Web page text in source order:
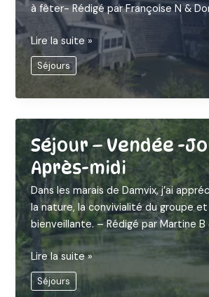
à fêter- Rédigé par Françoise N &
Séjour
–
Vendée
L’Orbrie
Lire la suite »
Séjours
Séjour – Vendée -
Après-midi
Dans les marais de Damvix, j’ai
la nature, la convivialité du groupe et
bienveillante. – Rédigé par Martine B
Séjour
–
Vendée
Lire la suite »
Séjours